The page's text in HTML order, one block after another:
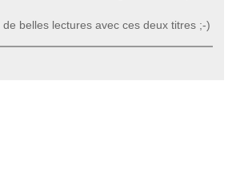
belles lectures avec ces deux titres ;-)